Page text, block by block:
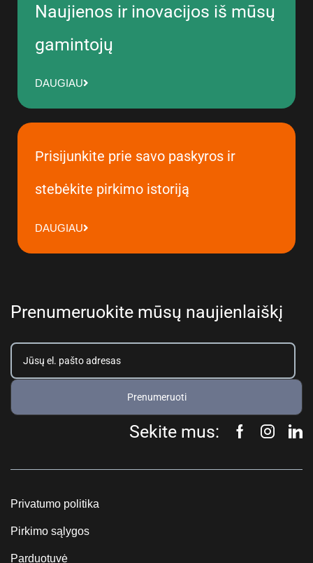
Naujienos ir inovacijos iš mūsų
gamintojų
DAUGIAU
Prisijunkite prie savo paskyros ir
stebėkite pirkimo istoriją
DAUGIAU
Prenumeruokite mūsų naujienlaiškį
Prenumeruoti
Sekite mus:
Privatumo politika
Pirkimo sąlygos
Parduotuvė